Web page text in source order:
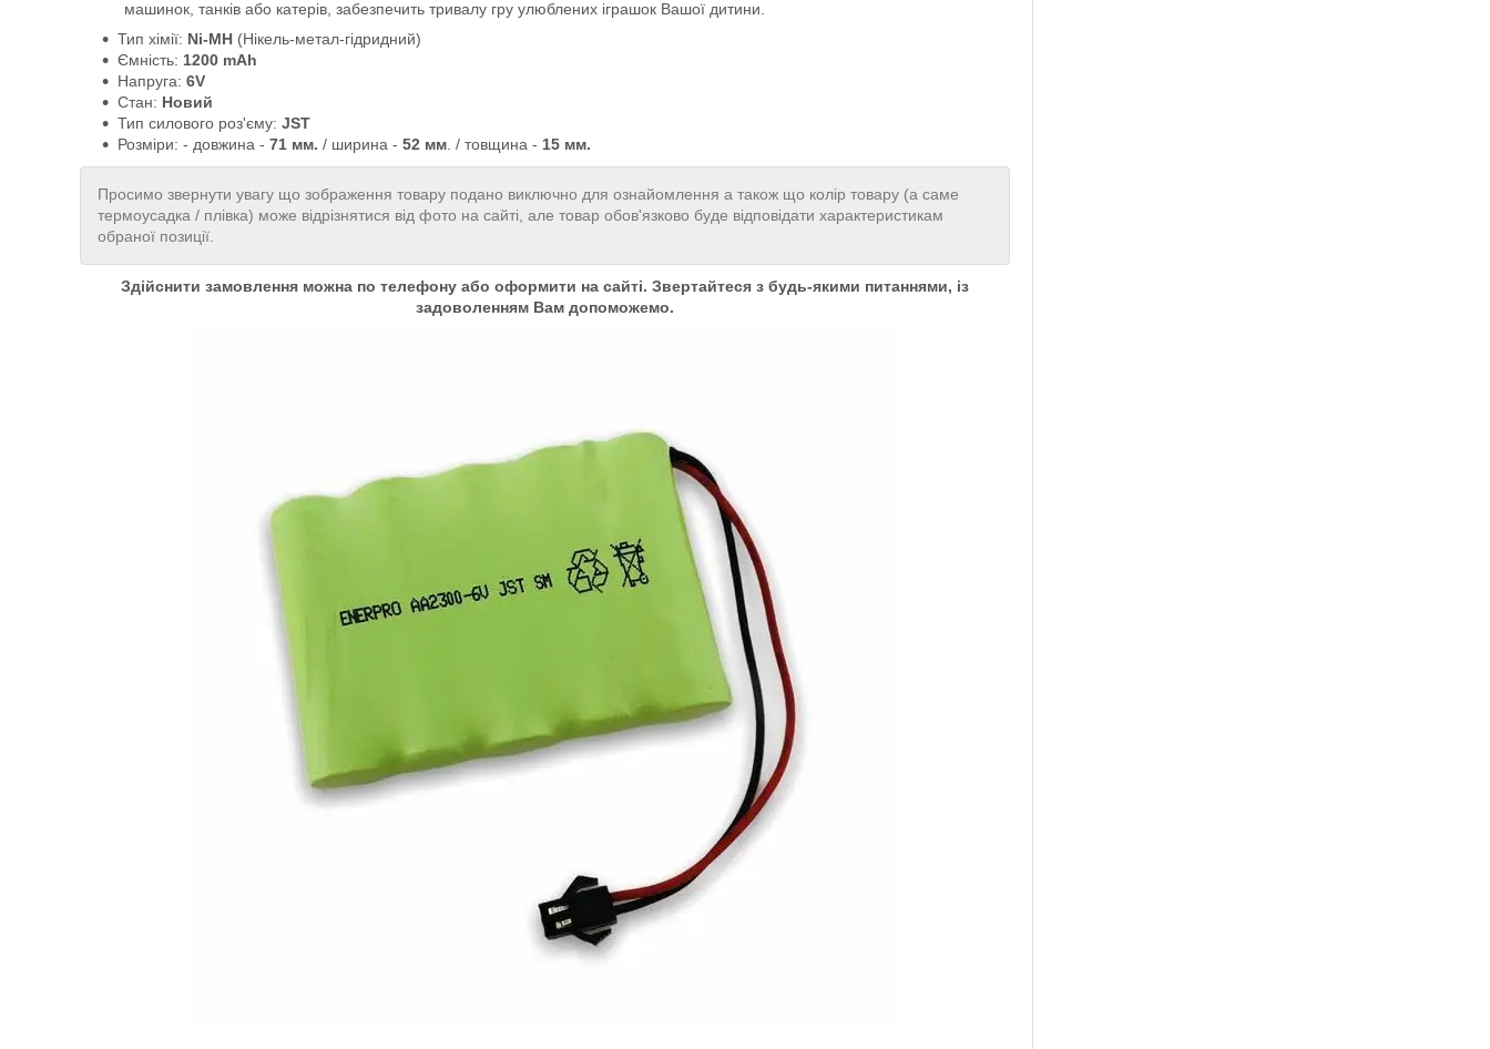
машинок, танків або катерів, забезпечить тривалу гру улюблених іграшок Вашої дитини.
Тип хімії: Ni-MH (Нікель-метал-гідридний)
Ємність: 1200 mAh
Напруга: 6V
Стан: Новий
Тип силового роз'єму: JST
Розміри: - довжина - 71 мм. / ширина - 52 мм . / товщина - 15 мм.
Просимо звернути увагу що зображення товару подано виключно для ознайомлення а також що колір товару (а саме
термоусадка / плівка) може відрізнятися від фото на сайті, але товар обов'язково буде відповідати характеристикам
обраної позиції.
Здійснити замовлення можна по телефону або оформити на сайті. Звертайтеся з будь-якими питаннями, із
задоволенням Вам допоможемо.